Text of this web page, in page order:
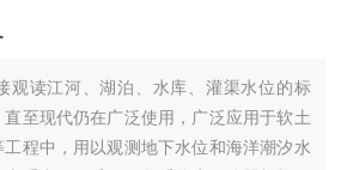
观读江河、湖泊、水库、灌渠水位的标
至现代仍在广泛使用，广泛应用于软土
程中，用以观测地下水位和海洋潮汐水